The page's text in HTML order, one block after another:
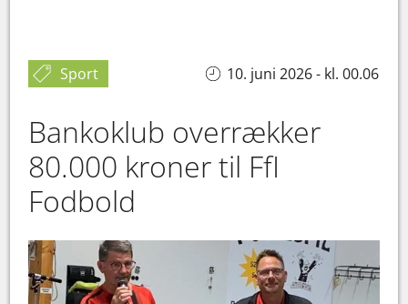
Sport 10. juni 2026 - kl. 00.06
Bankoklub overrækker
80.000 kroner til FfI
Fodbold